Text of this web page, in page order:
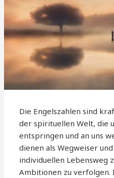
Die Engelszahlen sind
der spirituellen Welt, die
entspringen und an uns
dienen als Wegweiser
individuellen Lebensweg
Ambitionen zu verfolgen.